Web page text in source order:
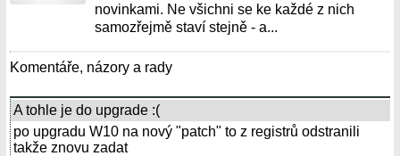
novinkami. Ne všichni se ke každé z nich
samozřejmě staví stejně - a...
Komentáře, názory a rady
A tohle je do upgrade :(
po upgradu W10 na nový "patch" to z registrů odstranili
takže znovu zadat